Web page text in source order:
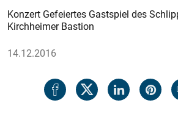
Konzert Gefeiertes Gastspiel des
Kirchheimer Bastion
14.12.2016